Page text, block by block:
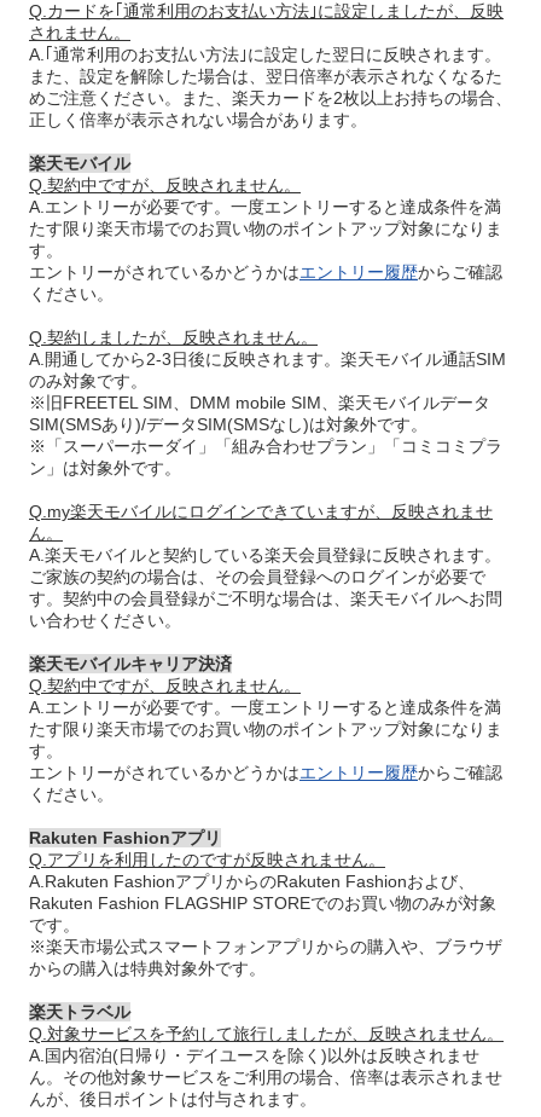
Q.カードを｢通常利用のお支払い方法｣に設定しましたが、反映
されません。
A.｢通常利用のお支払い方法｣に設定した翌日に反映されます。
また、設定を解除した場合は、翌日倍率が表示されなくなるた
めご注意ください。また、楽天カードを2枚以上お持ちの場合、
正しく倍率が表示されない場合があります。
楽天モバイル
Q.契約中ですが、反映されません。
A.エントリーが必要です。一度エントリーすると達成条件を満
たす限り楽天市場でのお買い物のポイントアップ対象になりま
す。
エントリーがされているかどうかはエントリー履歴からご確認
ください。
Q.契約しましたが、反映されません。
A.開通してから2-3日後に反映されます。楽天モバイル通話SIM
のみ対象です。
※旧FREETEL SIM、DMM mobile SIM、楽天モバイルデータ
SIM(SMSあり)/データSIM(SMSなし)は対象外です。
※「スーパーホーダイ」「組み合わせプラン」「コミコミプラ
ン」は対象外です。
Q.my楽天モバイルにログインできていますが、反映されませ
ん。
A.楽天モバイルと契約している楽天会員登録に反映されます。
ご家族の契約の場合は、その会員登録へのログインが必要で
す。契約中の会員登録がご不明な場合は、楽天モバイルへお問
い合わせください。
楽天モバイルキャリア決済
Q.契約中ですが、反映されません。
A.エントリーが必要です。一度エントリーすると達成条件を満
たす限り楽天市場でのお買い物のポイントアップ対象になりま
す。
エントリーがされているかどうかはエントリー履歴からご確認
ください。
Rakuten Fashionアプリ
Q.アプリを利用したのですが反映されません。
A.Rakuten FashionアプリからのRakuten Fashionおよび、
Rakuten Fashion FLAGSHIP STOREでのお買い物のみが対象
です。
※楽天市場公式スマートフォンアプリからの購入や、ブラウザ
からの購入は特典対象外です。
楽天トラベル
Q.対象サービスを予約して旅行しましたが、反映されません。
A.国内宿泊(日帰り・デイユースを除く)以外は反映されませ
ん。その他対象サービスをご利用の場合、倍率は表示されませ
んが、後日ポイントは付与されます。